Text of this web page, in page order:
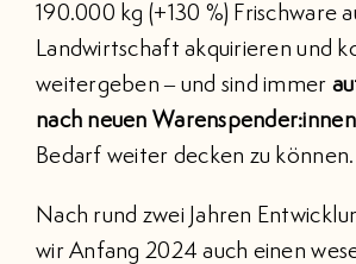
190.000 kg (+130 %) Frischware
Landwirtschaft akquirieren und
weitergeben – und sind immer
nach neuen Warenspender:innen
Bedarf weiter decken zu können.
Nach rund zwei Jahren
wir Anfang 2024 auch einen